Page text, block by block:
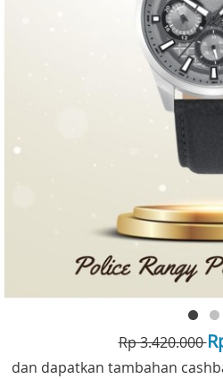
Rp 3.420.000
dan dapatkan tambahan